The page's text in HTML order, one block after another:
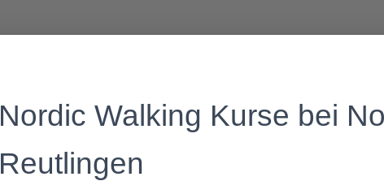
Nordic Walking Kurse bei
Reutlingen